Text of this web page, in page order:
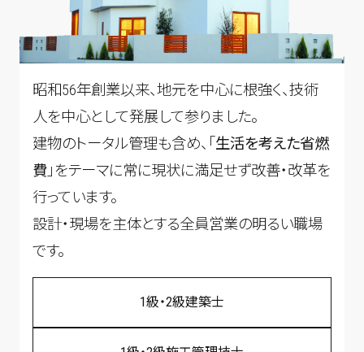
昭和56年創業以来、地元を中心に根強く、技術
人を中心として発展して参りました。
建物のトータル管理も含め、「 生活を考えた省燃
費 」をテーマに常に現状に満足せず改善・改革を
行っています。
設計・現場を主体とする全員営業の明るい職場
です。
1級・2級建築士